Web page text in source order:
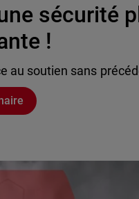
sécurité
!
au soutien sans